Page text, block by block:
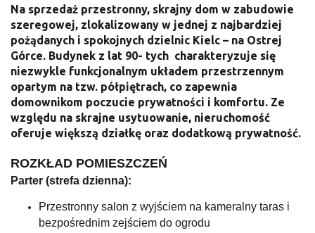
Na sprzedaż przestronny, skrajny dom w zabudowie
szeregowej, zlokalizowany w jednej z najbardziej
pożądanych i spokojnych dzielnic Kielc – na Ostrej
Górce. Budynek z lat 90- tych charakteryzuje się
niezwykle funkcjonalnym układem przestrzennym
opartym na tzw. półpiętrach, co zapewnia
domownikom poczucie prywatności i komfortu. Ze
względu na skrajne usytuowanie, nieruchomość
oferuje większą działkę oraz dodatkową prywatność.
ROZKŁAD POMIESZCZEŃ
Parter (strefa dzienna):
Przestronny salon z wyjściem na kameralny taras i
bezpośrednim zejściem do ogrodu